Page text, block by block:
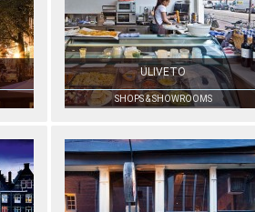
ULIVETO
SHOPS & SHOWROOMS